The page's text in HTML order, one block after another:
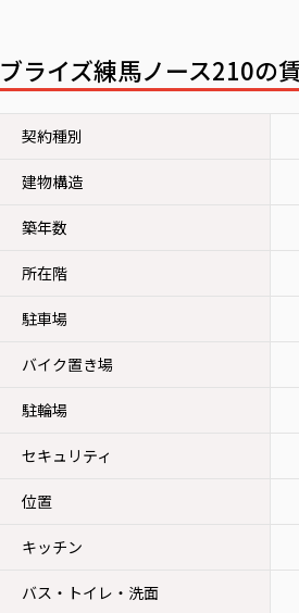
ブライズ練馬ノース210の
契約種別
建物構造
築年数
所在階
駐車場
バイク置き場
駐輪場
セキュリティ
位置
キッチン
バス・トイレ・洗面